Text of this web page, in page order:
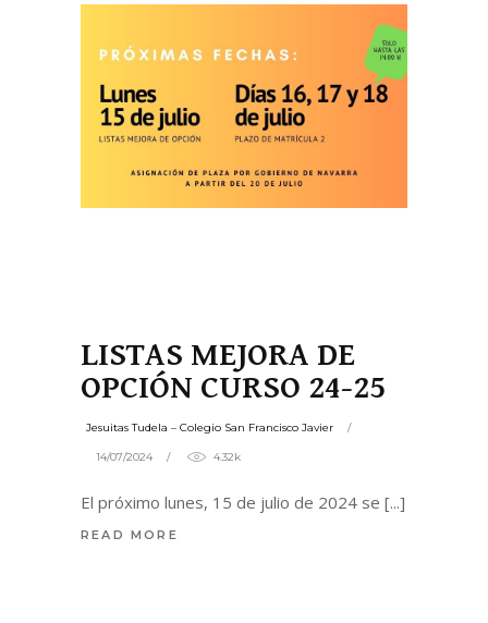
LISTAS MEJORA DE
OPCIÓN CURSO 24-25
Jesuitas Tudela – Colegio San Francisco Javier
14/07/2024 4.32k
El próximo lunes, 15 de julio de 2024 se
READ MORE